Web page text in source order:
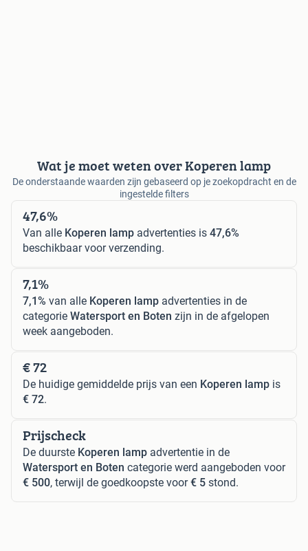
Wat je moet weten over Koperen lamp
De onderstaande waarden zijn gebaseerd op je zoekopdracht en de
ingestelde filters
47,6%
Van alle Koperen lamp advertenties is 47,6%
beschikbaar voor verzending.
7,1%
7,1% van alle Koperen lamp advertenties in de
categorie Watersport en Boten zijn in de afgelopen
week aangeboden.
€ 72
De huidige gemiddelde prijs van een Koperen lamp is
€ 72.
Prijscheck
De duurste Koperen lamp advertentie in de
Watersport en Boten categorie werd aangeboden voor
€ 500, terwijl de goedkoopste voor€ 5 stond.